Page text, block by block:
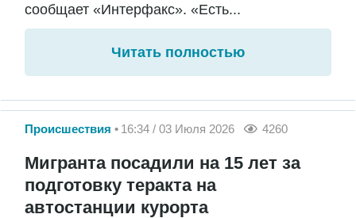
сообщает «Интерфакс». «Есть...
Читать полностью
Происшествия 16:34 / 03 Июля 2026 4260
Мигранта посадили на 15 лет за
подготовку теракта на
автостанции курорта